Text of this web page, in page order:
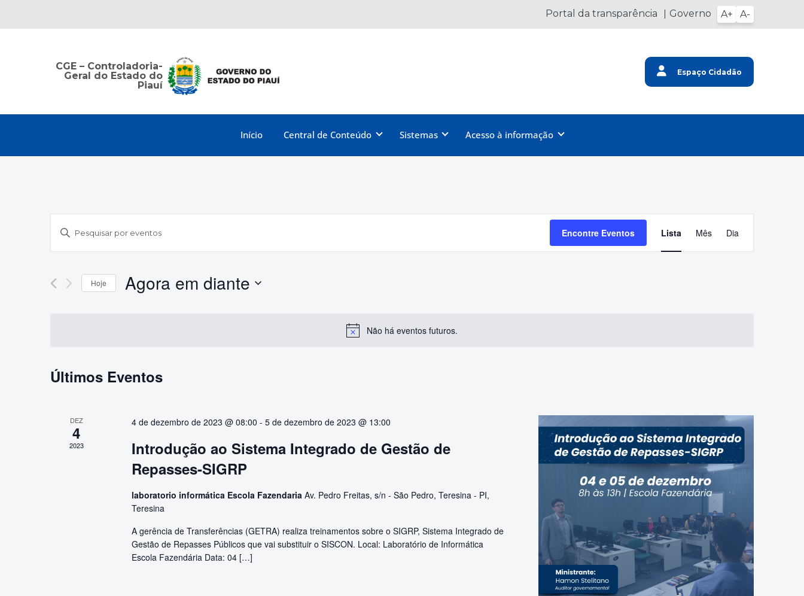
Portal da transparência Governo A+ A-
CGE – Controladoria-
Geral do Estado do
Piauí
Espaço Cidadão
Início Central de Conteúdo Sistemas Acesso à informação
Não há eventos futuros.
navegação
visuais
Digite
Pesquisa
Encontre Eventos
do
visual
Lista Mês Dia
Hoje Agora em diante
Últimos Eventos
DEZ
4
2023
4 de dezembro de 2023 @ 08:00 - 5 de dezembro de 2023 @ 13:00
Introdução ao Sistema Integrado de Gestão de
Repasses-SIGRP
laboratorio informática Escola Fazendaria Av. Pedro Freitas, s/n - São Pedro, Teresina - PI,
Teresina
A gerência de Transferências (GETRA) realiza treinamentos sobre o SIGRP, Sistema Integrado de
Gestão de Repasses Públicos que vai substituir o SISCON. Local: Laboratório de Informática
Escola Fazendária Data: 04 […]